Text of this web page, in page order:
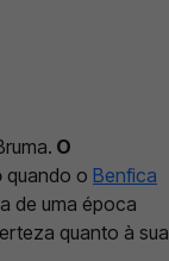
O
quando o Benfica
de uma época
quanto à sua